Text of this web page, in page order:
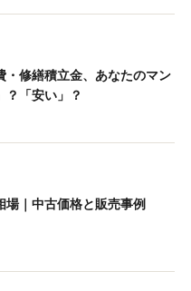
・修繕積立金、あなたのマン
？「安い」？
場｜中古価格と販売事例